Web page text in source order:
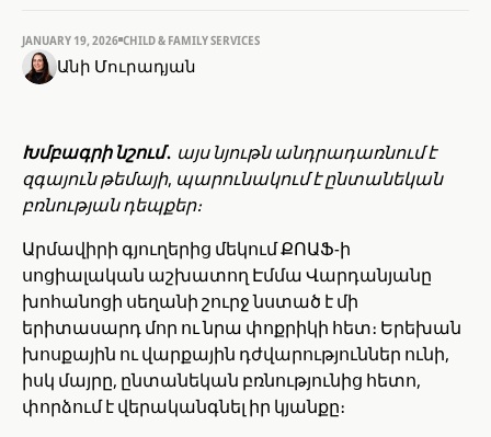
Անի Մուրադյան
JANUARY 19, 2026 CHILD & FAMILY SERVICES
Խմբագրի նշում․ այս նյութն անդրադառնում է
զգայուն թեմայի, պարունակում է ընտանեկան
բռնության դեպքեր։
Արմավիրի գյուղերից մեկում ՔՈԱՖ-ի
սոցիալական աշխատող Էմմա Վարդանյանը
խոհանոցի սեղանի շուրջ նստած է մի
երիտասարդ մոր ու նրա փոքրիկի հետ։ Երեխան
խոսքային ու վարքային դժվարություններ ունի,
իսկ մայրը, ընտանեկան բռնությունից հետո,
փորձում է վերականգնել իր կյանքը։